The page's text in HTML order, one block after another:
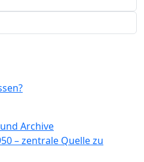
Archive
– zentrale Quelle zu